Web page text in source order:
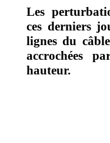
Les
ces derniers
lignes du
accrochées
hauteur.